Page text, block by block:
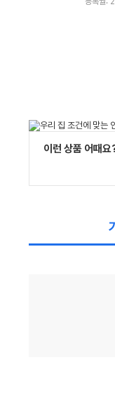
이런 상품 어때요